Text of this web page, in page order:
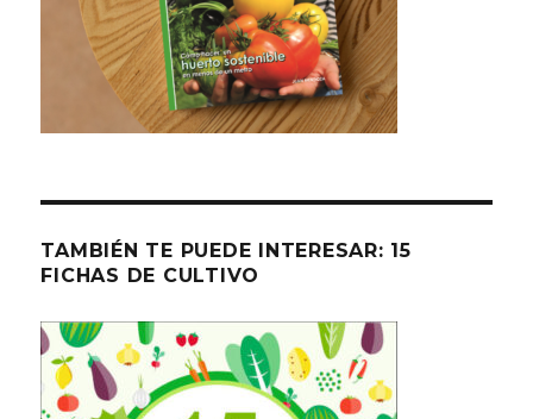
TAMBIÉN TE PUEDE INTERESAR: 15
FICHAS DE CULTIVO